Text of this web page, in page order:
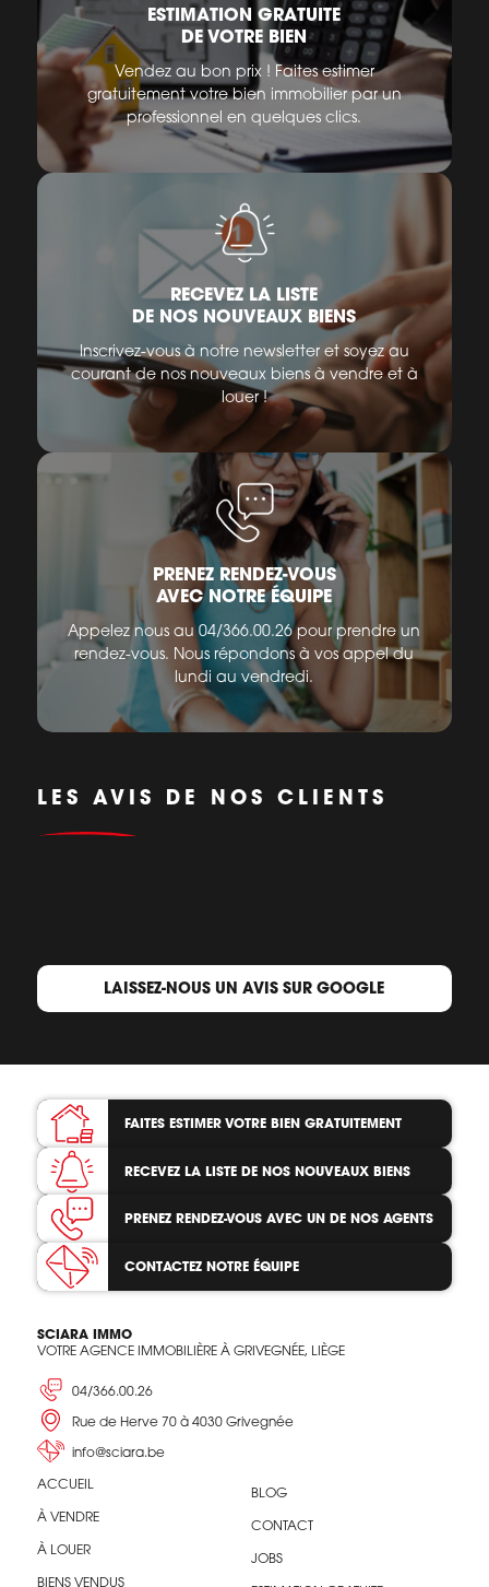
ESTIMATION GRATUITE
DE VOTRE BIEN
Vendez au bon prix ! Faites estimer
gratuitement votre bien immobilier par un
professionnel en quelques clics.
RECEVEZ LA LISTE
DE NOS NOUVEAUX BIENS
Inscrivez-vous à notre newsletter et soyez au
courant de nos nouveaux biens à vendre et à
louer !
PRENEZ RENDEZ-VOUS
AVEC NOTRE ÉQUIPE
Appelez nous au 04/366.00.26 pour prendre un
rendez-vous. Nous répondons à vos appel du
lundi au vendredi.
LES AVIS DE NOS CLIENTS
LAISSEZ-NOUS UN AVIS SUR GOOGLE
FAITES ESTIMER VOTRE BIEN GRATUITEMENT
RECEVEZ LA LISTE DE NOS NOUVEAUX BIENS
PRENEZ RENDEZ-VOUS AVEC UN DE NOS AGENTS
CONTACTEZ NOTRE ÉQUIPE
SCIARA IMMO
VOTRE AGENCE IMMOBILIÈRE À GRIVEGNÉE, LIÈGE
04/366.00.26
Rue de Herve 70 à 4030 Grivegnée
info@sciara.be
ACCUEIL
À VENDRE
À LOUER
BIENS VENDUS
BLOG
CONTACT
JOBS